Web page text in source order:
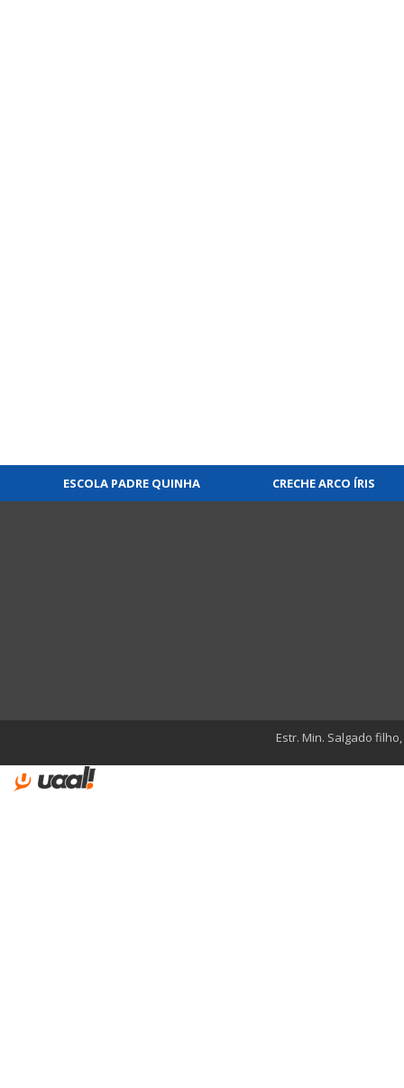
ESCOLA PADRE QUINHA CRECHE ARCO ÍRIS
Estr. Min. Salgado